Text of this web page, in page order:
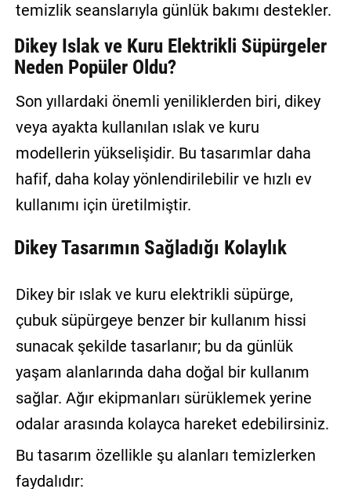
temizlik seanslarıyla günlük bakımı destekler.
Dikey Islak ve Kuru Elektrikli Süpürgeler
Neden Popüler Oldu?
Son yıllardaki önemli yeniliklerden biri, dikey
veya ayakta kullanılan ıslak ve kuru
modellerin yükselişidir. Bu tasarımlar daha
hafif, daha kolay yönlendirilebilir ve hızlı ev
kullanımı için üretilmiştir.
Dikey Tasarımın Sağladığı Kolaylık
Dikey bir ıslak ve kuru elektrikli süpürge,
çubuk süpürgeye benzer bir kullanım hissi
sunacak şekilde tasarlanır; bu da günlük
yaşam alanlarında daha doğal bir kullanım
sağlar. Ağır ekipmanları sürüklemek yerine
odalar arasında kolayca hareket edebilirsiniz.
Bu tasarım özellikle şu alanları temizlerken
faydalıdır: